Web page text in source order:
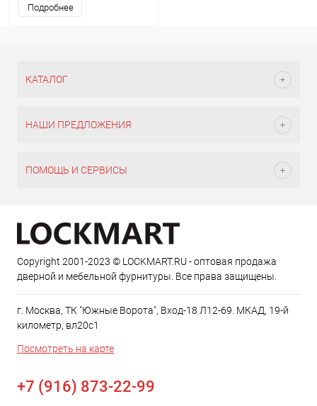
Подробнее
КАТАЛОГ
НАШИ ПРЕДЛОЖЕНИЯ
ПОМОЩЬ И СЕРВИСЫ
Copyright 2001-2023 © LOCKMART.RU - оптовая продажа
дверной и мебельной фурнитуры. Все права защищены.
г. Москва, ТК "Южные Ворота", Вход-18 Л12-69. МКАД, 19-й
километр, вл20с1
Посмотреть на карте
+7 (916) 873-22-99